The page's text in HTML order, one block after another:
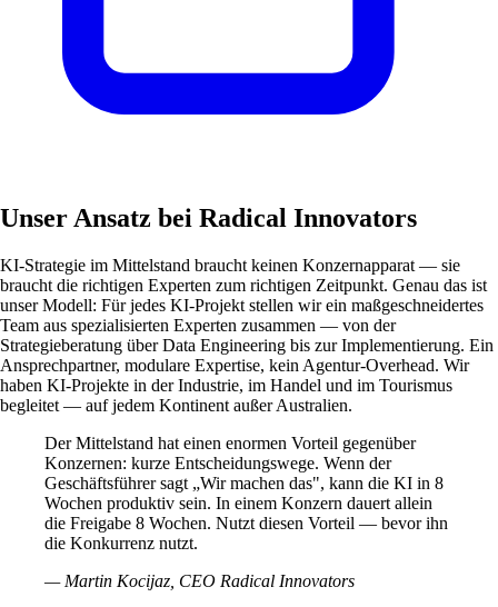
Unser Ansatz bei Radical Innovators
KI-Strategie im Mittelstand braucht keinen Konzernapparat — sie
braucht die richtigen Experten zum richtigen Zeitpunkt. Genau das ist
unser Modell: Für jedes KI-Projekt stellen wir ein maßgeschneidertes
Team aus spezialisierten Experten zusammen — von der
Strategieberatung über Data Engineering bis zur Implementierung. Ein
Ansprechpartner, modulare Expertise, kein Agentur-Overhead. Wir
haben KI-Projekte in der Industrie, im Handel und im Tourismus
begleitet — auf jedem Kontinent außer Australien.
Der Mittelstand hat einen enormen Vorteil gegenüber
Konzernen: kurze Entscheidungswege. Wenn der
Geschäftsführer sagt „Wir machen das", kann die KI in 8
Wochen produktiv sein. In einem Konzern dauert allein
die Freigabe 8 Wochen. Nutzt diesen Vorteil — bevor ihn
die Konkurrenz nutzt.
— Martin Kocijaz, CEO Radical Innovators